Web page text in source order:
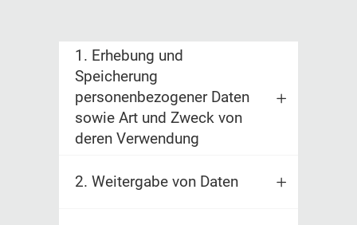
1. Erhebung und
Speicherung
personenbezogener Daten
sowie Art und Zweck von
deren Verwendung
2. Weitergabe von Daten